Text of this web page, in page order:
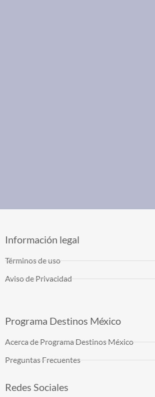
Información legal
Términos de uso
Aviso de Privacidad
Programa Destinos México
Acerca de Programa Destinos México
Preguntas Frecuentes
Redes Sociales